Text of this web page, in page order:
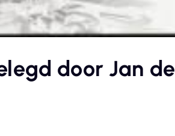
door Jan de